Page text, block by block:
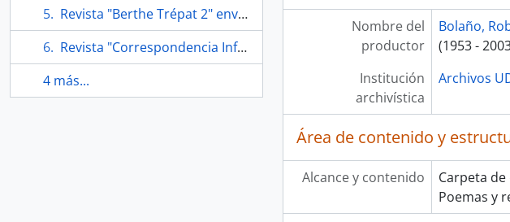
Revista "Berthe Trépat 2" enviada por Roberto Bolaño a Soledad Bianchi
Revista "Correspondencia Infra n°1: Revista mensual del movimiento infrarrealista octubre/ noviembre 77" enviada por Roberto Bolaño a Soledad Bianchi
4 más...
Nombre del
productor
Bolaño,
(1953 -
Institución
archivística
Archivos
Área de contenido y
Alcance y contenido
Carpeta
Poemas y